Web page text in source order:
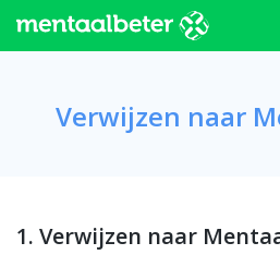
content
Verwijzen naar
1. Verwijzen naar